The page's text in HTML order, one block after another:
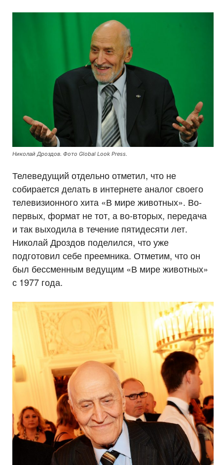
Николай Дроздов. Фото Global Look Press.
Телеведущий отдельно отметил, что не
собирается делать в интернете аналог своего
телевизионного хита «В мире животных». Во-
первых, формат не тот, а во-вторых, передача
и так выходила в течение пятидесяти лет.
Николай Дроздов поделился, что уже
подготовил себе преемника. Отметим, что он
был бессменным ведущим «В мире животных»
с 1977 года.